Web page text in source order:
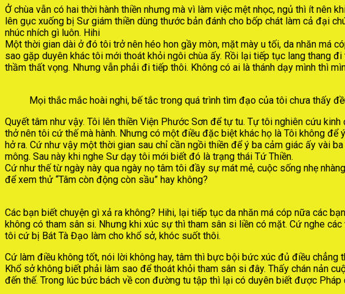
Ở chùa vẫn có hai thời hành thiền nhưng mà vì làm việc mệt nhọc, ngủ thì ít nên
lên gục xuống bị Sư giám thiền dùng thước bản đánh cho bốp chát làm cả đại
nhúc nhích gì luôn. Hihi
Một thời gian dài ở đó tôi trở nên héo hon gầy mòn, mặt mày u tối, da nhăn má
sao gặp duyên khác tôi mới thoát khỏi ngôi chùa ấy. Rồi lại tiếp tục lang thang
thầm thất vọng. Nhưng vẫn phải đi tiếp thôi. Không có ai là thánh dạy mình thì
Mọi thắc mắc hoài nghi, bế tắc trong quá trình tìm đạo của tôi chưa thấy
Quyết tâm như vậy. Tôi lên thiền Viện Phước Sơn để tự tu. Tự tôi nghiên cứu
thở nên tôi cứ thế mà hành. Nhưng có một điều đặc biệt khác họ là Tôi không
hở ra. Cứ như vậy một thời gian sau chỉ cần ngồi thiền để ý ba cảm giác ấy vài
mông. Sau này khi nghe Sư dạy tôi mới biết đó là trạng thái Tứ Thiền.
Cứ như thế từ ngày này qua ngày nọ tâm tôi đầy sự mát mẻ, cuộc sống nhẹ
để xem thử “Tâm còn động còn sầu” hay không?
Các bạn biết chuyện gì xả ra không? Hihi, lại tiếp tục da nhăn má cóp nữa các
không có tham sân si. Nhưng khi xúc sự thì tham sân si liền có mặt. Cứ nghe
tôi cứ bị Bát Tà Đạo làm cho khổ sở, khóc suốt thôi.
Cứ làm điều không tốt, nói lời không hay, tâm thì bực bội bức xúc đủ điều
Khổ sở không biết phải làm sao để thoát khỏi tham sân si đây. Thấy chán nản
đến thế. Trong lúc bức bách về con đường tu tập thì lại có duyên biết được Pháp